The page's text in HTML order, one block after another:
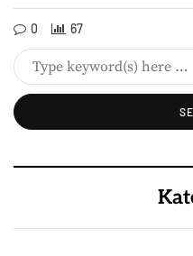
0 67